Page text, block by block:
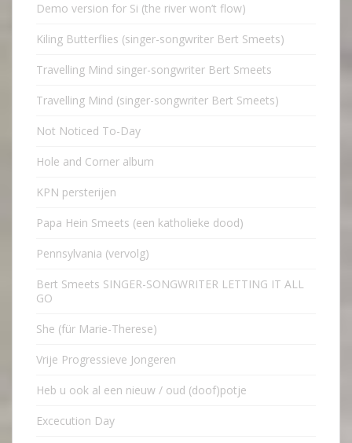
Demo version for Si (the river won’t flow)
Kiling Butterflies (singer-songwriter Bert Smeets)
Travelling Mind singer-songwriter Bert Smeets
Travelling Mind (singer-songwriter Bert Smeets)
Not Noticed To-Day
Hole and Corner album
KPN persterijen
Papa Hein Smeets (een katholieke dood)
Pennsylvania (vervolg)
Bert Smeets SINGER-SONGWRITER LETTING IT ALL
GO
She (für Marie-Therese)
Vrije Progressieve Jongeren
Heb u ook al een nieuw / oud (doof)potje
Excecution Day